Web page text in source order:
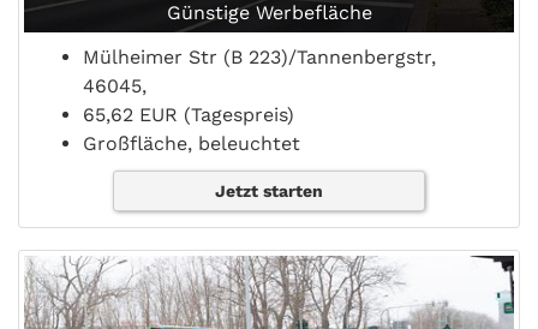
Günstige Werbefläche
Mülheimer Str (B 223)/Tannenbergstr,
46045,
65,62 EUR (Tagespreis)
Großfläche, beleuchtet
Jetzt starten